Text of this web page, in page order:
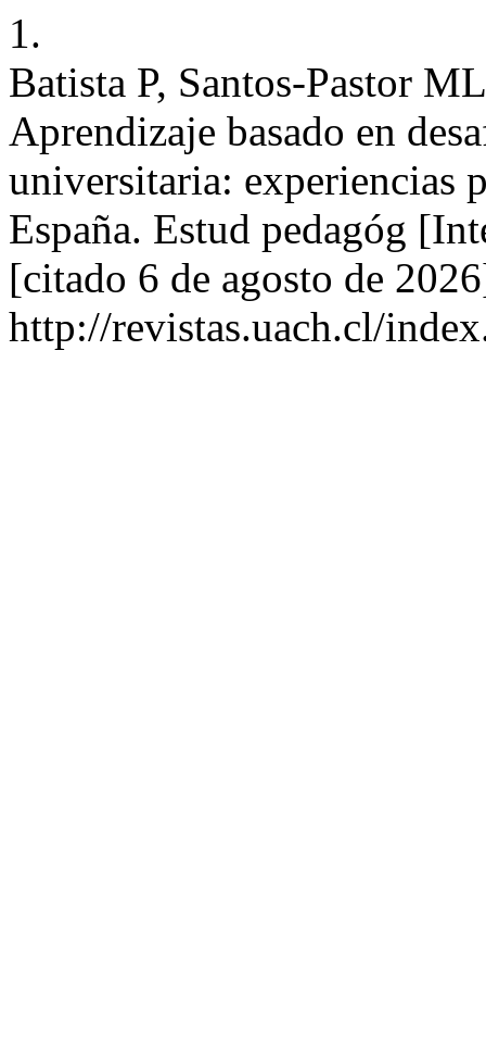
1.
Batista P, Santos-Pastor
Aprendizaje basado en
universitaria: experiencias
España. Estud pedagóg
[citado 6 de agosto de
http://revistas.uach.cl/